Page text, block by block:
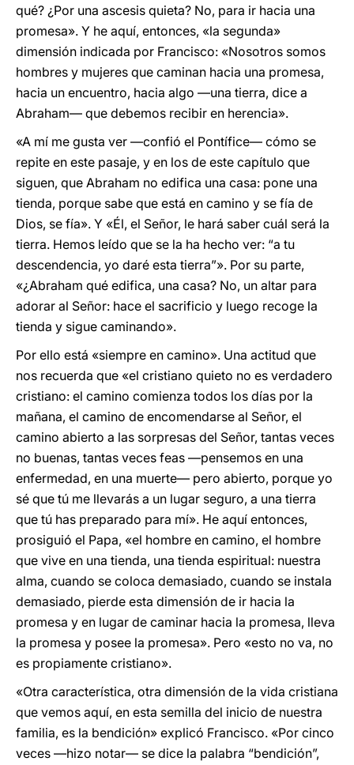
qué? ¿Por una ascesis quieta? No, para ir hacia una
promesa». Y he aquí, entonces, «la segunda»
dimensión indicada por Francisco: «Nosotros somos
hombres y mujeres que caminan hacia una promesa,
hacia un encuentro, hacia algo —una tierra, dice a
Abraham— que debemos recibir en herencia».
«A mí me gusta ver —confió el Pontífice— cómo se
repite en este pasaje, y en los de este capítulo que
siguen, que Abraham no edifica una casa: pone una
tienda, porque sabe que está en camino y se fía de
Dios, se fía». Y «Él, el Señor, le hará saber cuál será la
tierra. Hemos leído que se la ha hecho ver: “a tu
descendencia, yo daré esta tierra”». Por su parte,
«¿Abraham qué edifica, una casa? No, un altar para
adorar al Señor: hace el sacrificio y luego recoge la
tienda y sigue caminando».
Por ello está «siempre en camino». Una actitud que
nos recuerda que «el cristiano quieto no es verdadero
cristiano: el camino comienza todos los días por la
mañana, el camino de encomendarse al Señor, el
camino abierto a las sorpresas del Señor, tantas veces
no buenas, tantas veces feas —pensemos en una
enfermedad, en una muerte— pero abierto, porque yo
sé que tú me llevarás a un lugar seguro, a una tierra
que tú has preparado para mí». He aquí entonces,
prosiguió el Papa, «el hombre en camino, el hombre
que vive en una tienda, una tienda espiritual: nuestra
alma, cuando se coloca demasiado, cuando se instala
demasiado, pierde esta dimensión de ir hacia la
promesa y en lugar de caminar hacia la promesa, lleva
la promesa y posee la promesa». Pero «esto no va, no
es propiamente cristiano».
«Otra característica, otra dimensión de la vida cristiana
que vemos aquí, en esta semilla del inicio de nuestra
familia, es la bendición» explicó Francisco. «Por cinco
veces —hizo notar— se dice la palabra “bendición”,